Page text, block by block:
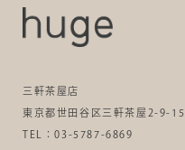
三軒茶屋店
東京都世田谷区三軒茶屋2-9-15
TEL：03-5787-6869